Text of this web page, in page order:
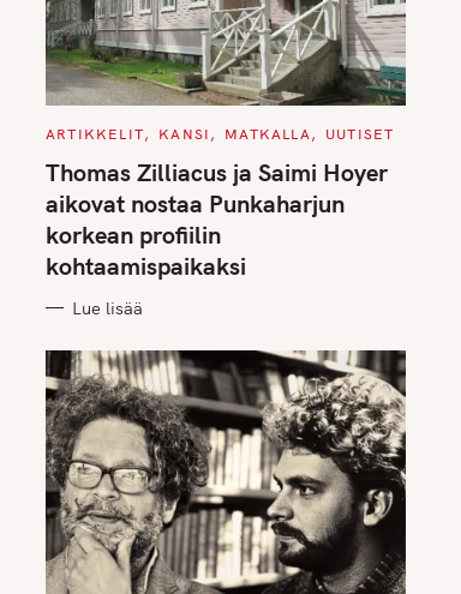
C
T
E
O
R
I
E
S
ARTIKKELIT KANSI MATKALLA UUTISET
Thomas Zilliacus ja Saimi Hoyer
aikovat nostaa Punkaharjun
korkean profiilin
kohtaamispaikaksi
Lue lisää